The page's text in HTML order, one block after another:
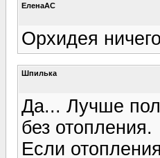
ЕленаАС
Орхидея
Шпилька
Да... Лучше
без отопления.
Если